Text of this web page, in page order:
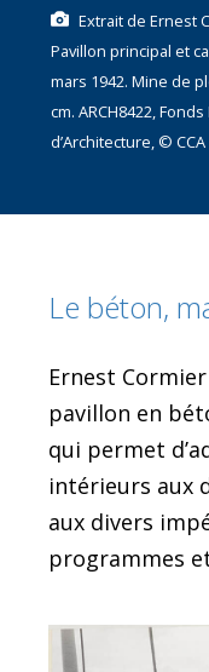
Extrait de Ernest
Pavillon principal et
mars 1942. Mine de
cm. ARCH8422,
d’Architecture, © CCA
Le béton,
Ernest
pavillon en
qui permet
intérieurs aux
aux divers
programmes